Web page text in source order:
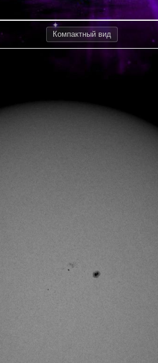
Компактный вид